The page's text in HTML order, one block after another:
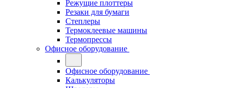
Режущие плоттеры
Резаки для бумаги
Степлеры
Термоклеевые машины
Термопрессы
Офисное оборудование
Офисное оборудование
Калькуляторы